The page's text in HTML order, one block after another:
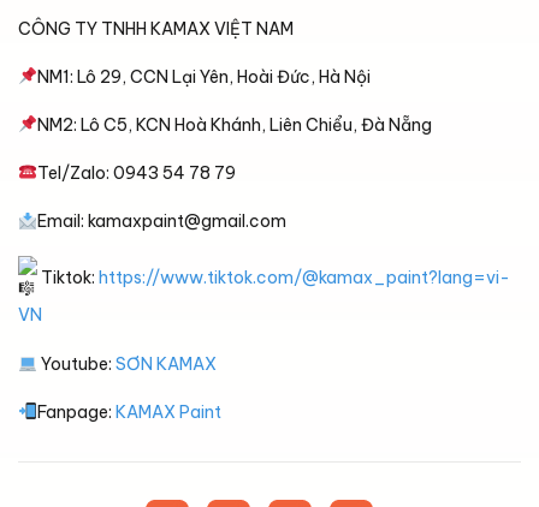
CÔNG TY TNHH KAMAX VIỆT NAM
NM1: Lô 29, CCN Lại Yên, Hoài Đức, Hà Nội
NM2: Lô C5, KCN Hoà Khánh, Liên Chiểu, Đà Nẵng
Tel/Zalo: 0943 54 78 79
Email: kamaxpaint@gmail.com
Tiktok: https://www.tiktok.com/@kamax_paint?lang=vi-
VN
Youtube: SƠN KAMAX
Fanpage: KAMAX Paint